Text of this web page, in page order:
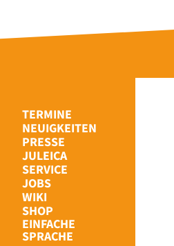
TERMINE
NEUIGKEITEN
PRESSE
JULEICA
SERVICE
JOBS
WIKI
SHOP
EINFACHE
SPRACHE